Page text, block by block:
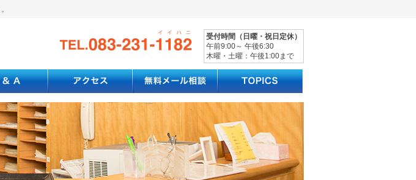
受付時間（日曜・祝日定休）
午前9:00～ 午後6:30
木曜・土曜：午後1:00まで